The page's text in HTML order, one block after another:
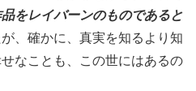
をレイバーンのものであると
、確かに、真実を知るより知
なことも、この世にはあるの